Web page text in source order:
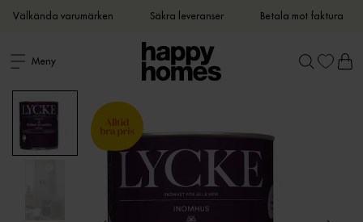
Välkända varumärken Säkra leveranser Betala mot faktura
Meny